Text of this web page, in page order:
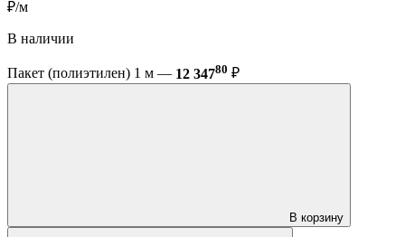
₽/м
В наличии
Пакет (полиэтилен) 1 м — 12 34780 ₽
В корзину